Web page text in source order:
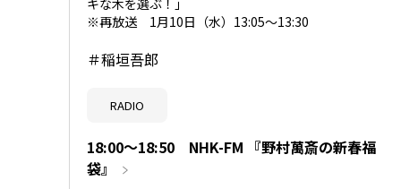
キな木を選ぶ！」
※再放送 1月10日（水）13:05～13:30
＃稲垣吾郎
RADIO
18:00～18:50 NHK-FM 『野村萬斎の新春福
袋』